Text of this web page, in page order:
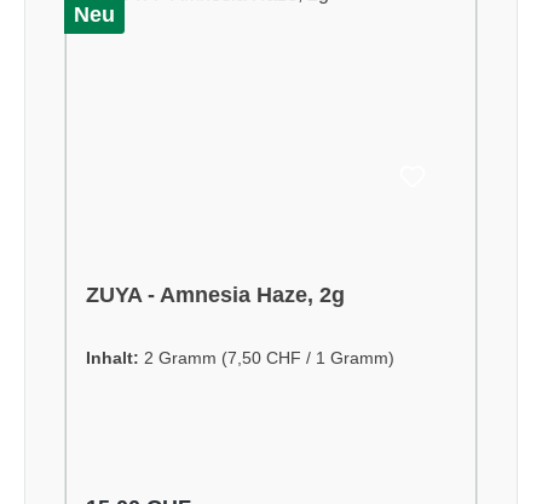
Neu
ZUYA - Amnesia Haze, 2g
Inhalt: 2 Gramm (7,50 CHF / 1 Gramm)